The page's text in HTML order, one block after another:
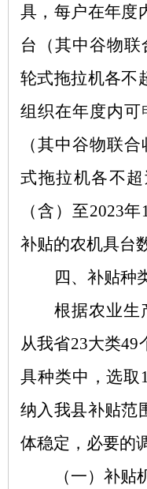
具，每户在年度
台（其中谷物
轮式拖拉机各不
组织在年度内可
（其中谷物联
式拖拉机各不超
（含）至2023
补贴的农机具台
四、补贴种
根据农业生
从我省23大类49
具种类中，选取
纳入我县补贴范
体稳定，必要的
（一）补贴